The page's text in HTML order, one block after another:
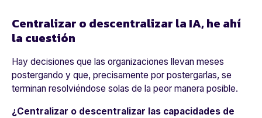
Centralizar o descentralizar la IA, he ahí
la cuestión
Hay decisiones que las organizaciones llevan meses
postergando y que, precisamente por postergarlas, se
terminan resolviéndose solas de la peor manera posible.
¿Centralizar o descentralizar las capacidades de